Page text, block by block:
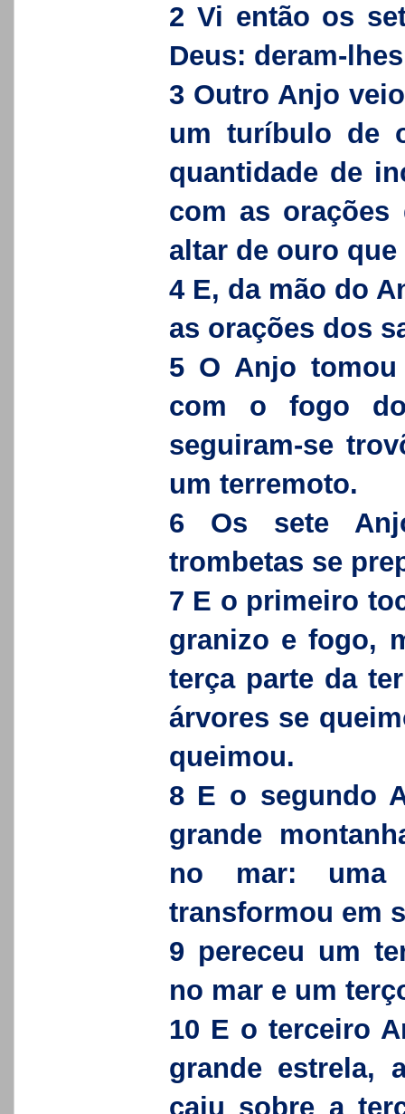
2 Vi então os
Deus: deram-
3 Outro Anjo
um turíbulo de
quantidade de
com as
altar de ouro
4 E, da mão do
as orações dos
5 O Anjo
com o fogo
seguiram-se
um terremoto.
6 Os sete
trombetas se
7 E o primeiro
granizo e fogo,
terça parte da
árvores se
queimou.
8 E o segundo
grande
no mar:
transformou em
9 pereceu um
no mar e um
10 E o terceiro
grande estrela,
caiu sobre a